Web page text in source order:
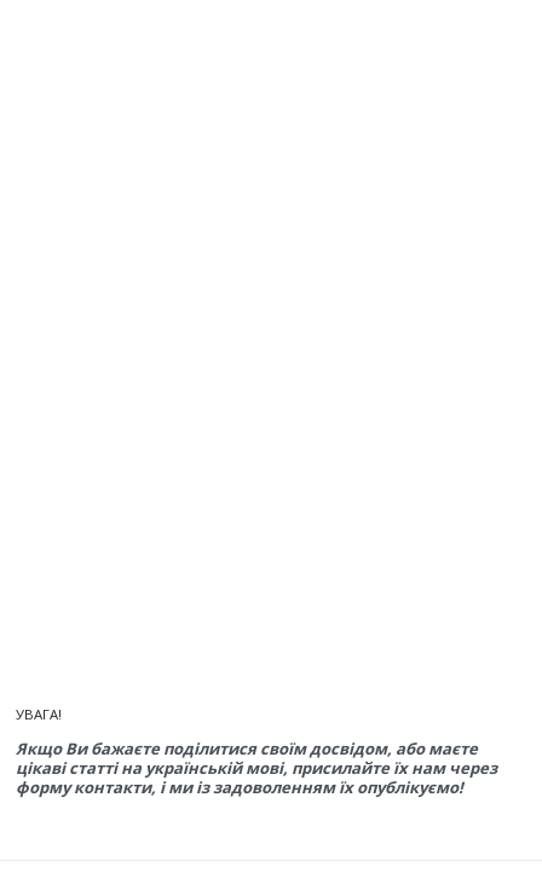
УВАГА!
Якщо Ви бажаєте поділитися своїм досвідом, або маєте
цікаві статті на українській мові, присилайте їх нам через
форму контакти, і ми із задоволенням їх опублікуємо!